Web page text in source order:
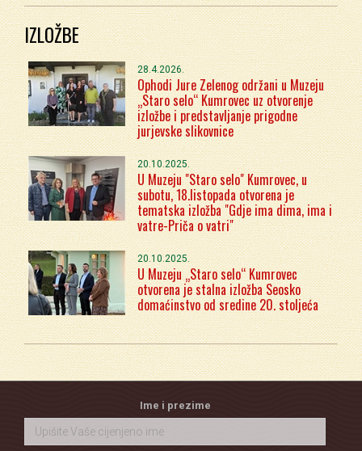
IZLOŽBE
28.4.2026.
Ophodi Jure Zelenog održani u Muzeju
„Staro selo“ Kumrovec uz otvorenje
izložbe i predstavljanje prigodne
jurjevske slikovnice
20.10.2025.
U Muzeju "Staro selo" Kumrovec, u
subotu, 18.listopada otvorena je
tematska izložba "Gdje ima dima, ima i
vatre-Priča o vatri"
20.10.2025.
U Muzeju „Staro selo“ Kumrovec
otvorena je stalna izložba Seosko
domaćinstvo od sredine 20. stoljeća
Ime i prezime